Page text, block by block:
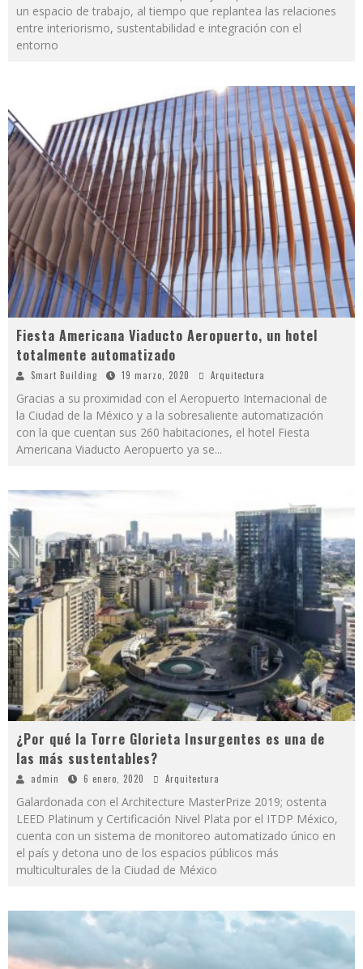
un espacio de trabajo, al tiempo que replantea las relaciones
entre interiorismo, sustentabilidad e integración con el
entorno
Fiesta Americana Viaducto Aeropuerto, un hotel
totalmente automatizado
Smart Building 19 marzo, 2020 Arquitectura
Gracias a su proximidad con el Aeropuerto Internacional de
la Ciudad de la México y a la sobresaliente automatización
con la que cuentan sus 260 habitaciones, el hotel Fiesta
Americana Viaducto Aeropuerto ya se...
¿Por qué la Torre Glorieta Insurgentes es una de
las más sustentables?
admin 6 enero, 2020 Arquitectura
Galardonada con el Architecture MasterPrize 2019; ostenta
LEED Platinum y Certificación Nivel Plata por el ITDP México,
cuenta con un sistema de monitoreo automatizado único en
el país y detona uno de los espacios públicos más
multiculturales de la Ciudad de México